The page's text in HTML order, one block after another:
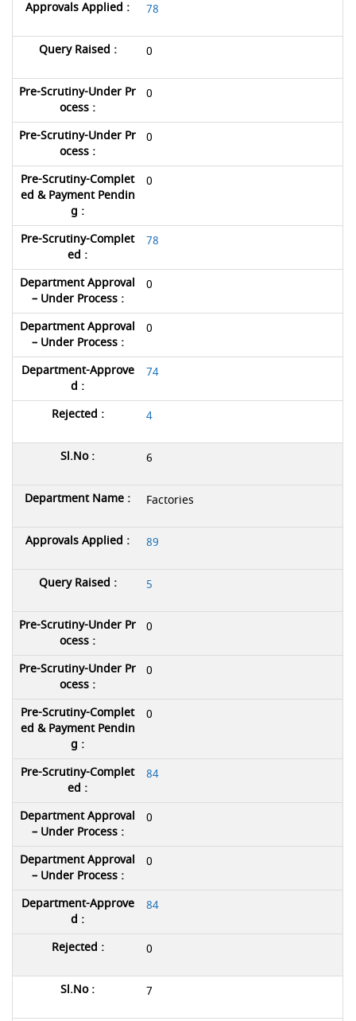
78
0
0
0
0
78
0
0
74
4
6
Factories
89
5
0
0
0
84
0
0
84
0
7